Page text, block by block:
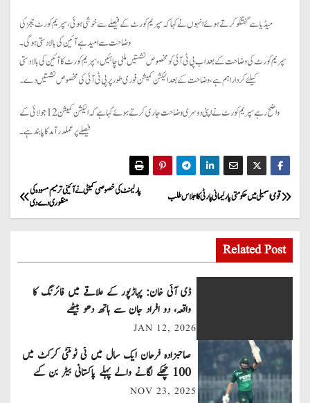
میڈیا سے گفتگو کرتے ہوئے انہوں نے کہا کہ سپریم کورٹ کے فیصلے سے خوشی ہوئی،سپریم کورٹ ججز کی
وضاحت سے امید ہے آئین کی بالادستی ہو گی۔
سپریم کورٹ کی وضاحت کے بعد اب پی ٹی آئی کو مخصوص نشستیں ملنی چاہئیں،سپریم کورٹ کا آئین کی بالادستی
کیلئے کردار اہم ہے،وضاحت کے بعد الیکشن کمیشن فوری طور پر پی ٹی آئی کی مخصوص نشستیں دے۔
واضح رہے سپریم کورٹ نے اپنی دوسری وضاحت جاری کرتے ہوئے کہا ہے کہ الیکشن کمیشن 12 جولائی کے
فیصلے پر عملدرآمد کا پابند ہے۔
P
o
s
t
a
v
پارلیمنٹ کی خصوصی کمیٹی نے آئینی ترمیم مسودہ کی
منظوری دے دی
قومی اسمبلی میں حکومتی پارلیمانی پارٹی کا اجلاس طلب
Related Post
ڈی آئی خان: پہاڑپور کے علاقے میں فائرنگ کا
واقعہ، دو افراد جان سے ہاتھ دھو بیٹھے
JAN 12, 2026
صاحبزادہ فرحان ایک سال میں ٹی ٹوئنٹی کرکٹ میں
100 چھکے لگانے والے پہلے پاکستانی بیٹر بن گئے
NOV 23, 2025